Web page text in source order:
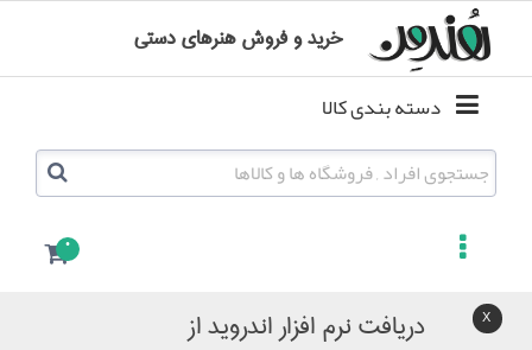
0
خرید و فروش هنرهای دستی
دریافت نرم افزار اندروید از